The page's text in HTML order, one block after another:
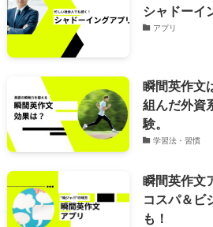
シャドーイ
アプリ
瞬間英作文
組んだ外資
験。
学習法・習慣
瞬間英作文
コスパ＆ビ
も！